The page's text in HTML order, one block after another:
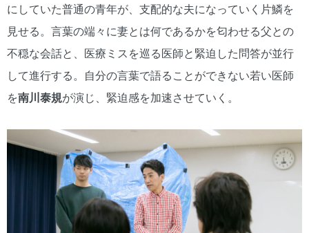
にしていた普通の青年が、支配的な夫になっていく片鱗を
見せる。言葉の端々に妻とは何であるかを匂わせる父との
不穏な会話と、医療ミスを巡る医師と緊迫した問答が並行
して進行する。自分の言葉で語ることができない若い医師
を南川泰規が演じ、緊迫感を加速させていく。